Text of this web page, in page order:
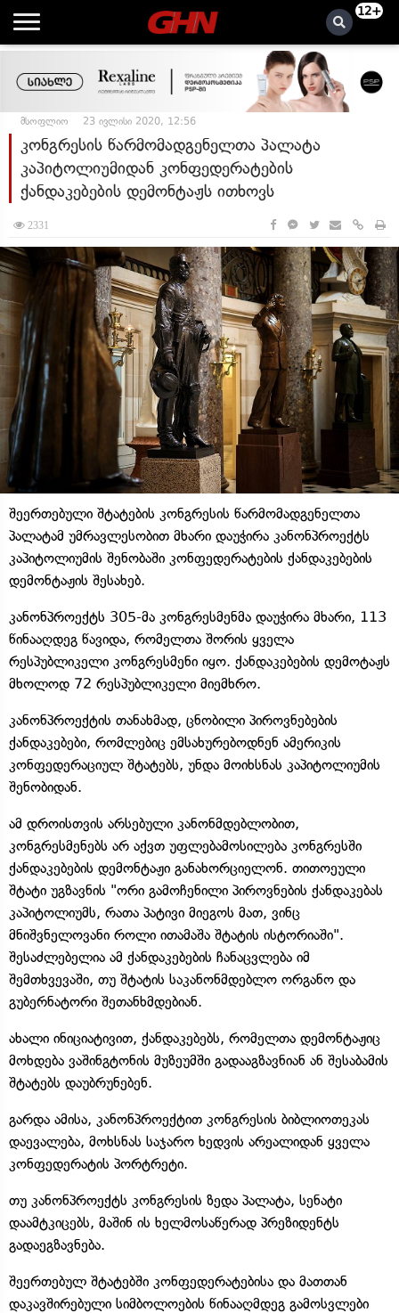
12+
მსოფლიო 23 ივლისი 2020, 12:56
კონგრესის წარმომადგენელთა პალატა
კაპიტოლიუმიდან კონფედერატების
ქანდაკებების დემონტაჟს ითხოვს
2331
შეერთებული შტატების კონგრესის წარმომადგენელთა
პალატამ უმრავლესობით მხარი დაუჭირა კანონპროექტს
კაპიტოლიუმის შენობაში კონფედერატების ქანდაკებების
დემონტაჟის შესახებ.
კანონპროექტს 305-მა კონგრესმენმა დაუჭირა მხარი, 113
წინააღდეგ წავიდა, რომელთა შორის ყველა
რესპუბლიკელი კონგრესმენი იყო. ქანდაკებების დემოტაჟს
მხოლოდ 72 რესპუბლიკელი მიემხრო.
კანონპროექტის თანახმად, ცნობილი პიროვნებების
ქანდაკებები, რომლებიც ემსახურებოდნენ ამერიკის
კონფედერაციულ შტატებს, უნდა მოიხსნას კაპიტოლიუმის
შენობიდან.
ამ დროისთვის არსებული კანონმდებლობით,
კონგრესმენებს არ აქვთ უფლებამოსილება კონგრესში
ქანდაკებების დემონტაჟი განახორციელონ. თითოეული
შტატი უგზავნის "ორი გამოჩენილი პიროვნების ქანდაკებას
კაპიტოლიუმს, რათა პატივი მიეგოს მათ, ვინც
მნიშვნელოვანი როლი ითამაშა შტატის ისტორიაში".
შესაძლებელია ამ ქანდაკებების ჩანაცვლება იმ
შემთხვევაში, თუ შტატის საკანონმდებლო ორგანო და
გუბერნატორი შეთანხმდებიან.
ახალი ინიციატივით, ქანდაკებებს, რომელთა დემონტაჟიც
მოხდება ვაშინგტონის მუზეუმში გადააგზავნიან ან შესაბამის
შტატებს დაუბრუნებენ.
გარდა ამისა, კანონპროექტით კონგრესის ბიბლიოთეკას
დაევალება, მოხსნას საჯარო ხედვის არეალიდან ყველა
კონფედერატის პორტრეტი.
თუ კანონპროექტს კონგრესის ზედა პალატა, სენატი
დაამტკიცებს, მაშინ ის ხელმოსაწერად პრეზიდენტს
გადაეგზავნება.
შეერთებულ შტატებში კონფედერატებისა და მათთან
დაკავშირებული სიმბოლოების წინააღმდეგ გამოსვლები